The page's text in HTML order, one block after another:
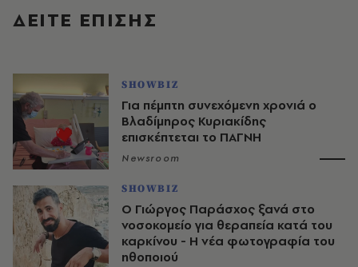
ΔΕΙΤΕ ΕΠΙΣΗΣ
SHOWBIZ
Για πέμπτη συνεχόμενη χρονιά ο
Βλαδίμηρος Κυριακίδης
επισκέπτεται το ΠΑΓΝΗ
Newsroom
SHOWBIZ
O Γιώργος Παράσχος ξανά στο
νοσοκομείο για θεραπεία κατά του
καρκίνου - Η νέα φωτογραφία του
ηθοποιού